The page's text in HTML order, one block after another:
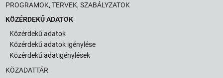
PROGRAMOK, TERVEK, SZABÁLYZATOK
KÖZÉRDEKŰ ADATOK
Közérdekű adatok
Közérdekű adatok igénylése
Közérdekű adatigénylések
KÖZADATTÁR